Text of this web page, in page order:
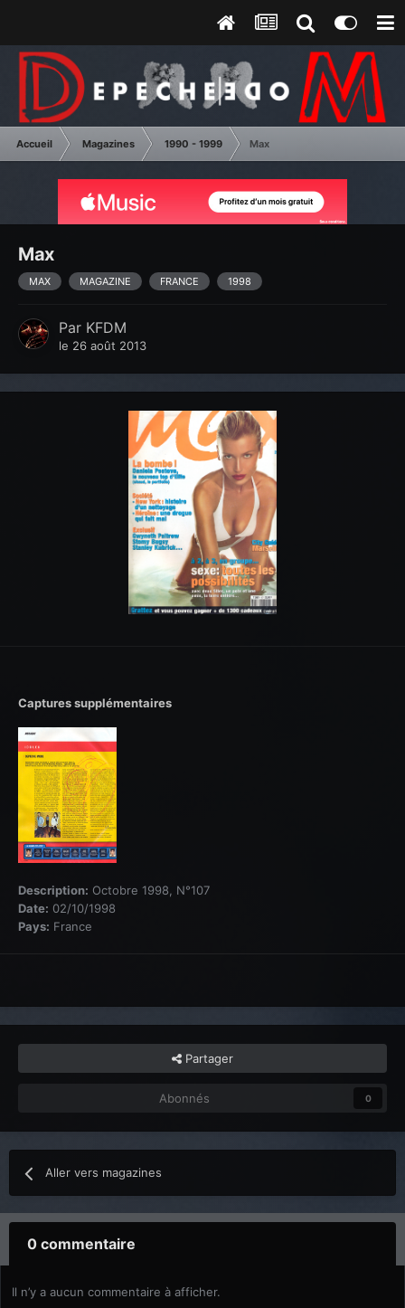
Accueil Magazines 1990 - 1999 Max
Max
MAX MAGAZINE FRANCE 1998
Par KFDM
le 26 août 2013
Captures supplémentaires
Description: Octobre 1998, N°107
Date: 02/10/1998
Pays: France
Partager
Abonnés 0
Aller vers magazines
0 commentaire
Il n’y a aucun commentaire à afficher.